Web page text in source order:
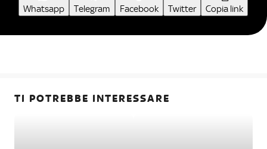
Whatsapp Telegram Facebook Twitter Copia link
TI POTREBBE INTERESSARE